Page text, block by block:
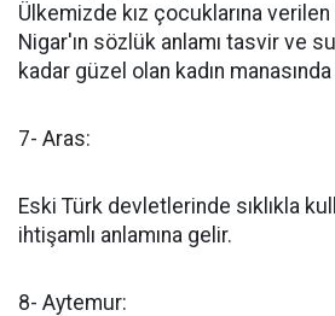
Ülkemizde kız çocuklarına
Nigar'ın sözlük anlamı tasvir ve
kadar güzel olan kadın manasında
7- Aras:
Eski Türk devletlerinde sıklıkla
ihtişamlı anlamına gelir.
8- Aytemur: